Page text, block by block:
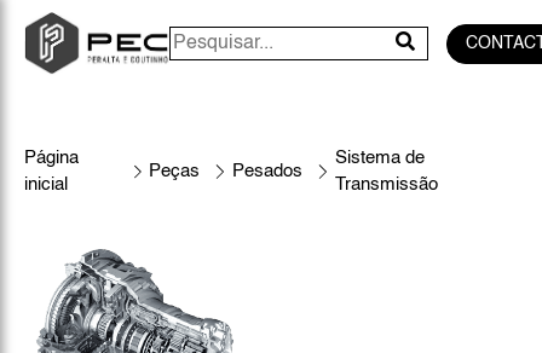
Página
inicial
Peças Pesados
Sistema de
Transmissão